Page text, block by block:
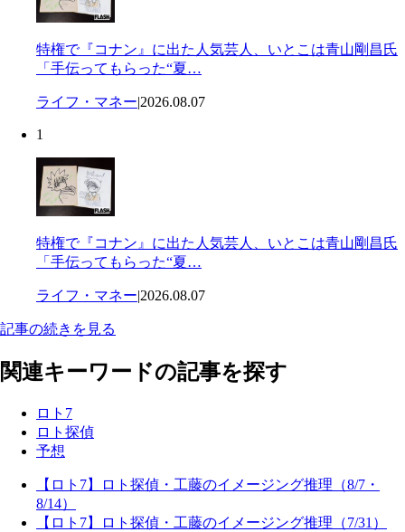
特権で『コナン』に出た人気芸人、いとこは青山剛昌氏
「手伝ってもらった“夏…
ライフ・マネー|2026.08.07
1
特権で『コナン』に出た人気芸人、いとこは青山剛昌氏
「手伝ってもらった“夏…
ライフ・マネー|2026.08.07
記事の続きを見る
関連キーワードの記事を探す
ロト7
ロト探偵
予想
【ロト7】ロト探偵・工藤のイメージング推理（8/7・
8/14）
【ロト7】ロト探偵・工藤のイメージング推理（7/31）